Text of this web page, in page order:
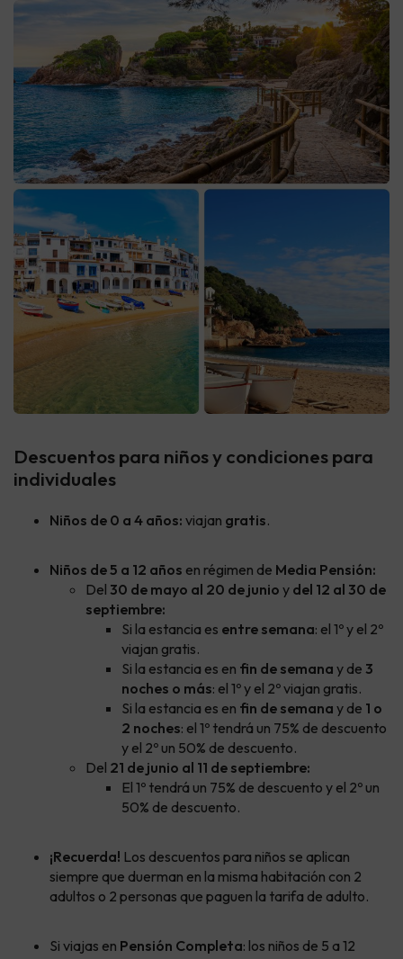
Descuentos para niños y condiciones para
individuales
Niños de 0 a 4 años: viajan gratis.
Niños de 5 a 12 años en régimen de Media Pensión:
Del 30 de mayo al 20 de junio y del 12 al 30 de
septiembre:
Si la estancia es entre semana: el 1º y el 2º
viajan gratis.
Si la estancia es en fin de semana y de 3
noches o más: el 1º y el 2º viajan gratis.
Si la estancia es en fin de semana y de 1 o
2 noches: el 1º tendrá un 75% de descuento
y el 2º un 50% de descuento.
Del 21 de junio al 11 de septiembre:
El 1º tendrá un 75% de descuento y el 2º un
50% de descuento.
¡Recuerda! Los descuentos para niños se aplican
siempre que duerman en la misma habitación con 2
adultos o 2 personas que paguen la tarifa de adulto.
Si viajas en Pensión Completa: los niños de 5 a 12